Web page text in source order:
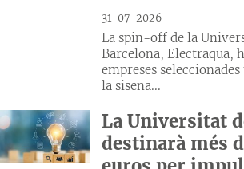
31-07-2026
La spin-off de la
Barcelona, Electraqua,
empreses
la sisena...
La Universitat
destinarà més